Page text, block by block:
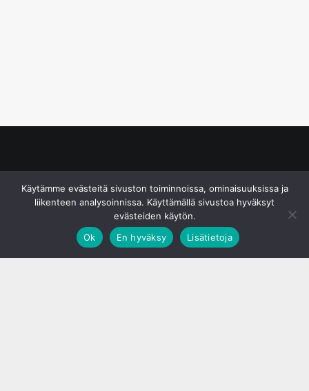
Käytämme evästeitä sivuston toiminnoissa, ominaisuuksissa ja
liikenteen analysoinnissa. Käyttämällä sivustoa hyväksyt
evästeiden käytön.
Ok
En hyväksy Lisätietoja